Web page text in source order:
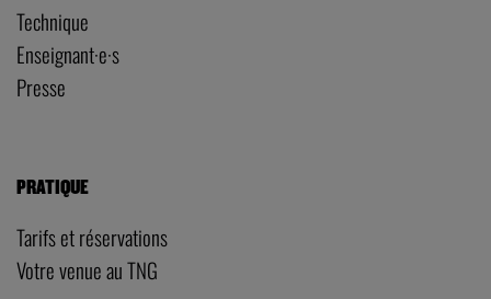
Technique
Enseignant·e·s
Presse
PRATIQUE
Tarifs et réservations
Votre venue au TNG